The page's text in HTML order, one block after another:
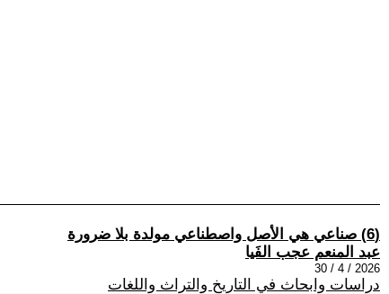
(6) صناعي هي الأصل واصطناعي مولدة بلا ضرورة
عبد المنعم عجب الفَيا
2026 / 4 / 30
دراسات وابحاث في التاريخ والتراث واللغات